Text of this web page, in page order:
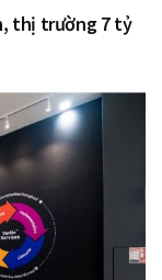
thị trường 7 tỷ